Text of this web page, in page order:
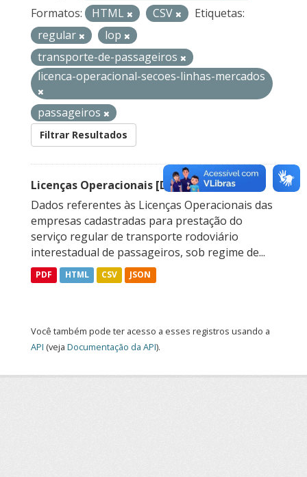
Formatos:
HTML CSV
Etiquetas:
regular
lop
transporte-de-passageiros
licenca-operacional-secoes-linhas-mercados
passageiros
Filtrar Resultados
Licenças Operacionais [Descontinuado]
Dados referentes às Licenças Operacionais das
empresas cadastradas para prestação do
serviço regular de transporte rodoviário
interestadual de passageiros, sob regime de...
PDF HTML CSV JSON
Você também pode ter acesso a esses registros usando a
API (veja Documentação da API).